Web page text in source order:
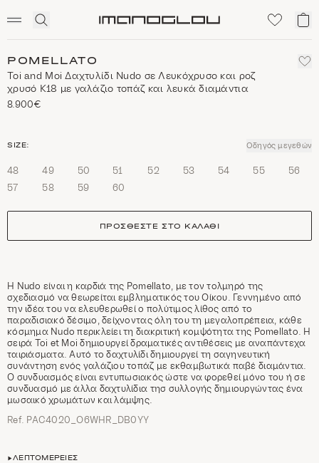
Click
search
Το
POMELLATO
Toi and Moi Δαχτυλίδι Nudo σε Λευκόχρυσο και ροζ
χρυσό Κ18 με γαλάζιο τοπάζ και λευκά διαμάντια
8.900€
size
SIZE: Οδηγός μεγεθών
48 49 50 51 52 53 54 55
56
57
58 59 60
ΠΡΟΣΘΈΣΤΕ ΣΤΟ ΚΑΛΆΘΙ
Η Nudo είναι η καρδιά της Pomellato, με τον τολμηρό της
σχεδιασμό να θεωρείται εμβληματικός του Οίκου. Γεννημένο από
την ιδέα του να ελευθερωθεί ο πολύτιμος λίθος από το
παραδισιακό δέσιμο, δείχνοντας όλη του τη μεγαλοπρέπεια, κάθε
κόσμημα Nudo περικλείει τη διακριτική κομψότητα της Pomellato. Η
σειρά Toi et Moi δημιουργεί δραματικές αντιθέσεις με αναπάντεχα
ταιριάσματα. Αυτό το δαχτυλίδι δημιουργεί τη σαγηνευτική
συνάντηση ενός γαλάζιου τοπάζ με εκθαμβωτικά παβέ διαμάντια.
Ο συνδυασμός είναι εντυπωσιακός ώστε να φορεθεί μόνο του ή σε
συνδυασμό με άλλα δαχτυλίδια τησ συλλογής δημιουργώντας ένα
μωσαικό χρωμάτων και λάμψης.
Ref. PAC4020_O6WHR_DB0YY
ΛΕΠΤΟΜΈΡΕΙΕΣ